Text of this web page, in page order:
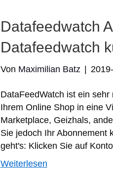
Datafeedwatch
Datafeedwatch
Von Maximilian Batz
DataFeedWatch ist ein
Ihrem Online Shop in eine
Marketplace, Geizhals,
Sie jedoch Ihr Abonnement
geht's: Klicken Sie auf
Weiterlesen